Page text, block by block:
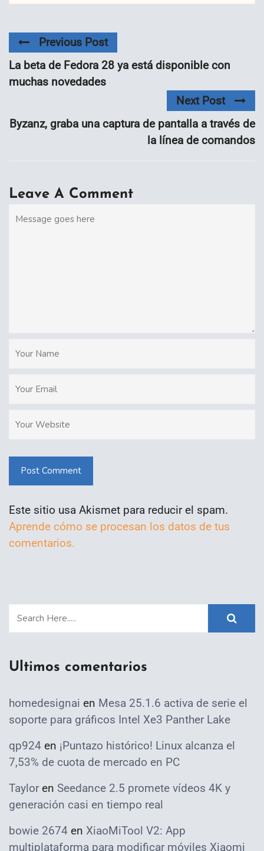
Previous Post
La beta de Fedora 28 ya está disponible con
muchas novedades
Next Post
Byzanz, graba una captura de pantalla a través de
la línea de comandos
Leave A Comment
Post Comment
Este sitio usa Akismet para reducir el spam.
Aprende cómo se procesan los datos de tus
comentarios.
Ultimos comentarios
homedesignai en Mesa 25.1.6 activa de serie el
soporte para gráficos Intel Xe3 Panther Lake
qp924 en ¡Puntazo histórico! Linux alcanza el
7,53% de cuota de mercado en PC
Taylor en Seedance 2.5 promete vídeos 4K y
generación casi en tiempo real
bowie 2674 en XiaoMiTool V2: App
multiplataforma para modificar móviles Xiaomi